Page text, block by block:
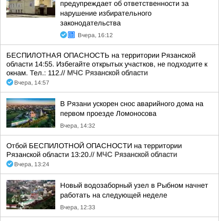
предупреждает об ответственности за
нарушение избирательного
законодательства
Вчера, 16:12
БЕСПИЛОТНАЯ ОПАСНОСТЬ на территории Рязанской
области 14:55. Избегайте открытых участков, не подходите к
окнам. Тел.: 112.// МЧС Рязанской области
Вчера, 14:57
В Рязани ускорен снос аварийного дома на
первом проезде Ломоносова
Вчера, 14:32
Отбой БЕСПИЛОТНОЙ ОПАСНОСТИ на территории
Рязанской области 13:20.// МЧС Рязанской области
Вчера, 13:24
Новый водозаборный узел в Рыбном начнет
работать на следующей неделе
Вчера, 12:33